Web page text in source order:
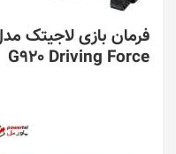
فرمان بازی لاجیتک
G920 Driving Force